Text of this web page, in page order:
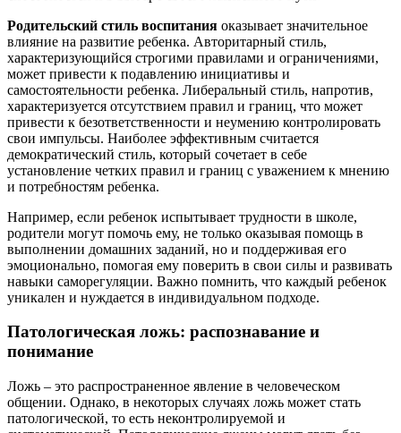
Родительский стиль воспитания оказывает значительное
влияние на развитие ребенка. Авторитарный стиль,
характеризующийся строгими правилами и ограничениями,
может привести к подавлению инициативы и
самостоятельности ребенка. Либеральный стиль, напротив,
характеризуется отсутствием правил и границ, что может
привести к безответственности и неумению контролировать
свои импульсы. Наиболее эффективным считается
демократический стиль, который сочетает в себе
установление четких правил и границ с уважением к мнению
и потребностям ребенка.
Например, если ребенок испытывает трудности в школе,
родители могут помочь ему, не только оказывая помощь в
выполнении домашних заданий, но и поддерживая его
эмоционально, помогая ему поверить в свои силы и развивать
навыки саморегуляции. Важно помнить, что каждый ребенок
уникален и нуждается в индивидуальном подходе.
Патологическая ложь: распознавание и
понимание
Ложь – это распространенное явление в человеческом
общении. Однако, в некоторых случаях ложь может стать
патологической, то есть неконтролируемой и